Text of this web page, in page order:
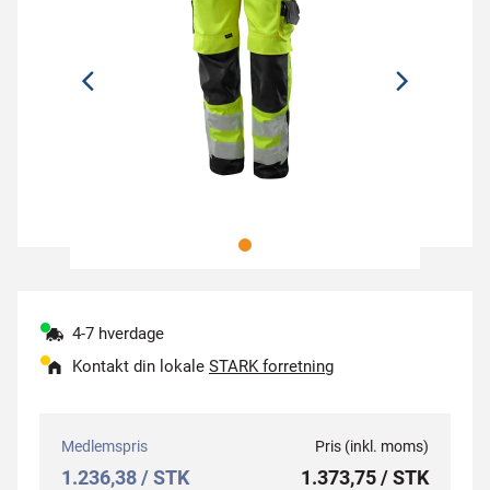
4-7 hverdage
Kontakt din lokale STARK forretning
Medlemspris
1.236,38 / STK
Pris (inkl. moms)
1.373,75 / STK